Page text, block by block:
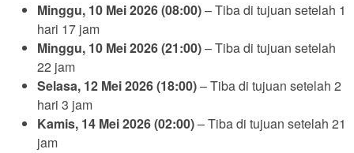
Minggu, 10 Mei 2026 (08:00)– Tiba di tujuan setelah 1
hari 17 jam
Minggu, 10 Mei 2026 (21:00)– Tiba di tujuan setelah
22 jam
Selasa, 12 Mei 2026 (18:00)– Tiba di tujuan setelah 2
hari 3 jam
Kamis, 14 Mei 2026 (02:00)– Tiba di tujuan setelah 21
jam